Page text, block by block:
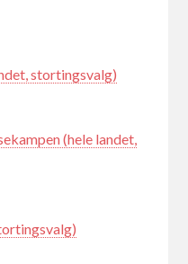
stortingsvalg)
(hele landet,